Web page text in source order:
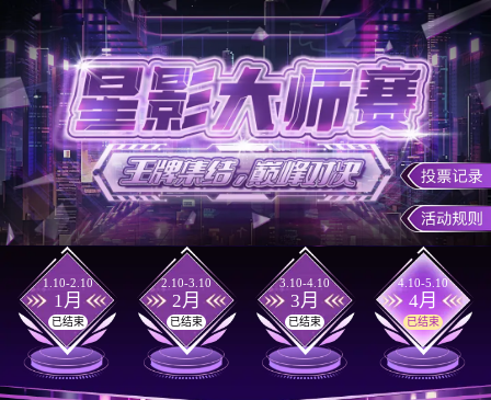
1.10-2.10
1月
已结束
2.10-3.10
2月
已结束
3.10-4.10
3月
已结束
4.10-5.10
4月
已结束